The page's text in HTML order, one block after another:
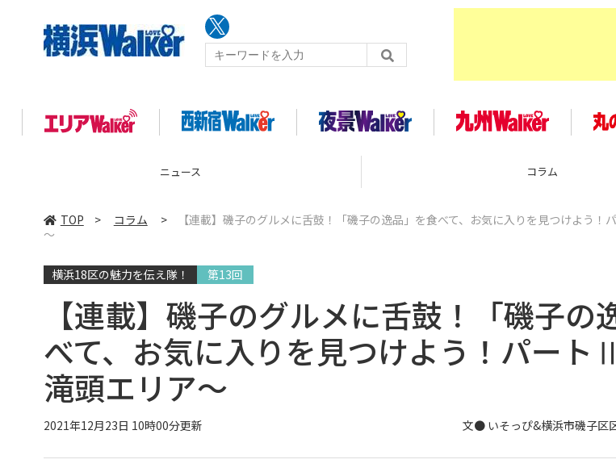
ニュース コラム
TOP > コラム >
【連載】磯子のグルメに舌鼓！「磯子の逸品」を食べて、お気に入りを見つけよう
～
横浜18区の魅力を伝え隊！ 第13回
【連載】磯子のグルメに舌鼓！「磯子の
べて、お気に入りを見つけよう！パート
滝頭エリア～
2021年12月23日 10時00分更新 文● いそっぴ&横浜市磯子区